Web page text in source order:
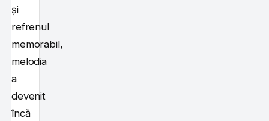
și
refrenul
memorabil,
melodia
a
devenit
încă